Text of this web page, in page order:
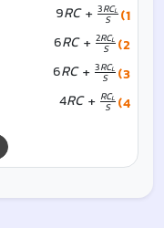
1)
9RC + S
3RCL
2)
6RC + S
2RCL
3)
6RC + S
3RCL
4)
4RC + S
RCL